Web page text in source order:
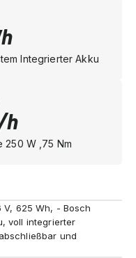
Integrierter Akku
h
250 W ,75 Nm
V, 625 Wh, - Bosch
voll integrierter
und